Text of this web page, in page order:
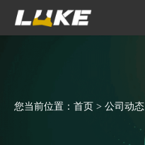
您当前位置： 首页 > 公司动态